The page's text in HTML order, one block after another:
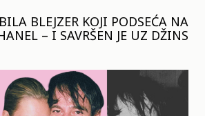
BLEJZER KOJI PODSEĆA NA
– I SAVRŠEN JE UZ DŽINS